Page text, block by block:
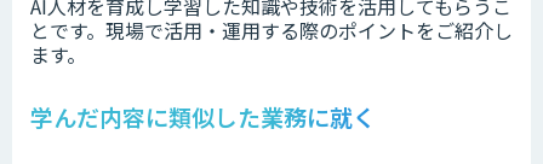
AI人材を育成し学習した知識や技術を活用してもらうこ
とです。現場で活用・運用する際のポイントをご紹介し
ます。
学んだ内容に類似した業務に就く